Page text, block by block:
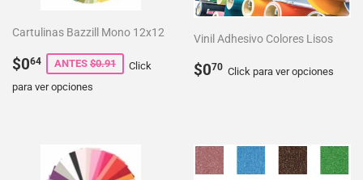
Cartulinas Bazzill Mono 12x12
Precio
de
venta
$064 $0.64
ANTES $0.91
Click
para ver opciones
Vinil Adhesivo Colores Lisos
Precio
$070 $0.70
Click para ver opciones